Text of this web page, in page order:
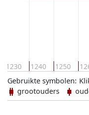
1230 1240 1250
Gebruikte symbolen:
grootouders